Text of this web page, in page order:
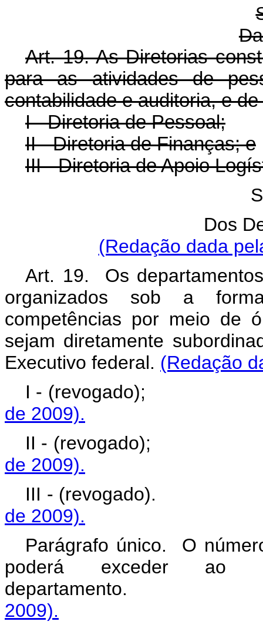
Art. 19. As Diretorias
para as atividades de
contabilidade e auditoria, e
I - Diretoria de Pessoal;
II - Diretoria de Finanças; e
III - Diretoria de Apoio
Dos
(Redação dada
Art. 19. Os
organizados sob a
competências por meio de
sejam diretamente
Executivo federal. (Redação
I -
de 2009).
II -
de 2009).
III -
de 2009).
Parágrafo único. O
poderá exceder
2009).